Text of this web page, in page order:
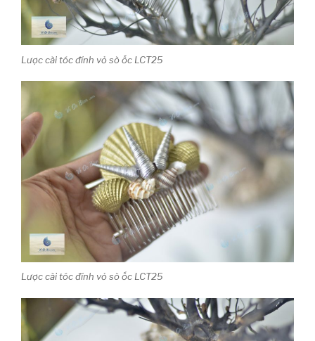
Lược cài tóc đính vỏ sò ốc LCT25
Lược cài tóc đính vỏ sò ốc LCT25